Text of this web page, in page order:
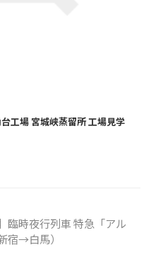
工場 宮城峡蒸留所 工場見学
臨時夜行列車 特急「アル
宿→白馬）